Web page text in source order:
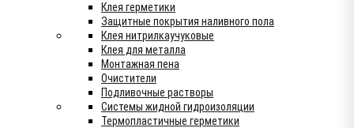
Клея герметики
Защитные покрытия наливного пола
Клея нитрилкаучуковые
Клея для металла
Монтажная пена
Очистители
Подливочные растворы
Системы жидной гидроизоляции
Термопластичные герметики